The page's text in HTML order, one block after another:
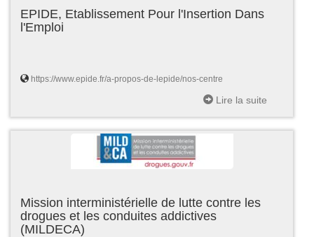
EPIDE, Etablissement Pour l'Insertion Dans
l'Emploi
https://www.epide.fr/a-propos-de-lepide/nos-centre
Lire la suite
Mission interministérielle de lutte contre les
drogues et les conduites addictives
(MILDECA)